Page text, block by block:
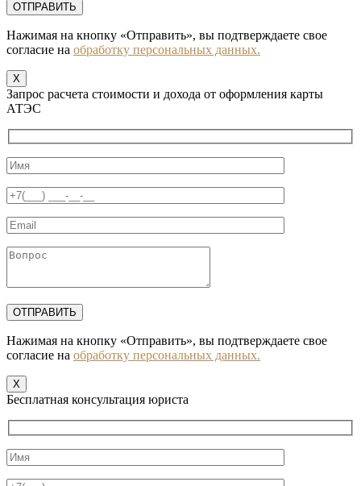
Нажимая на кнопку «Отправить», вы подтверждаете свое
согласие на обработку персональных данных.
X
Запрос расчета стоимости и дохода от оформления карты
АТЭС
Нажимая на кнопку «Отправить», вы подтверждаете свое
согласие на обработку персональных данных.
X
Бесплатная консультация юриста